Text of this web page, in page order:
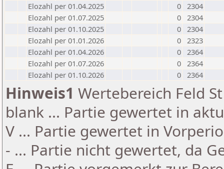
Elozahl per 01.04.2025
0 2304
Elozahl per 01.07.2025
0 2304
Elozahl per 01.10.2025
0 2304
Elozahl per 01.01.2026
0 2323
Elozahl per 01.04.2026
0 2364
Elozahl per 01.07.2026
0 2364
Elozahl per 01.10.2026
0 2364
Hinweis1 Wertebereich Feld
blank ... Partie gewertet in
V ... Partie gewertet in
- ... Partie nicht gewertet, da